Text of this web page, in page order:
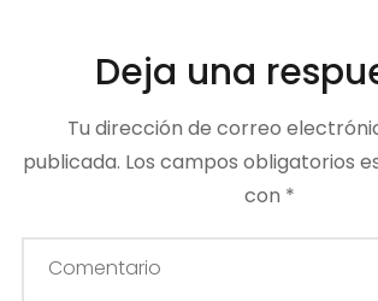
Deja una
Tu dirección de correo
publicada. Los campos obligatorios
con *